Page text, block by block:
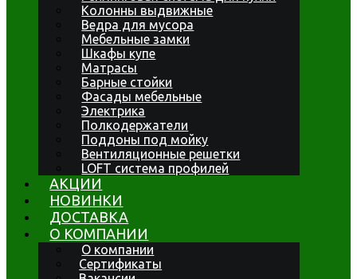
Колонны выдвижные
Ведра для мусора
Мебельные замки
Шкафы купе
Матрасы
Барные стойки
Фасады мебельные
Электрика
Полкодержатели
Поддоны под мойку
Вентиляционные решетки
LOFT система профилей
АКЦИИ
НОВИНКИ
ДОСТАВКА
О КОМПАНИИ
О компании
Сертификаты